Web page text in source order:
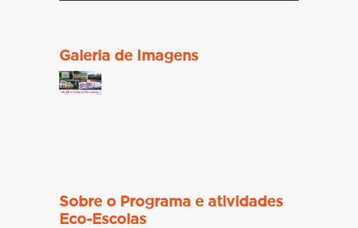
Galeria de Imagens
Sobre o Programa e atividades
Eco-Escolas